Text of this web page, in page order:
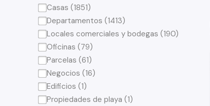
Casas (1851)
Departamentos (1413)
Locales comerciales y bodegas (190)
Oficinas (79)
Parcelas (61)
Negocios (16)
Edificios (1)
Propiedades de playa (1)